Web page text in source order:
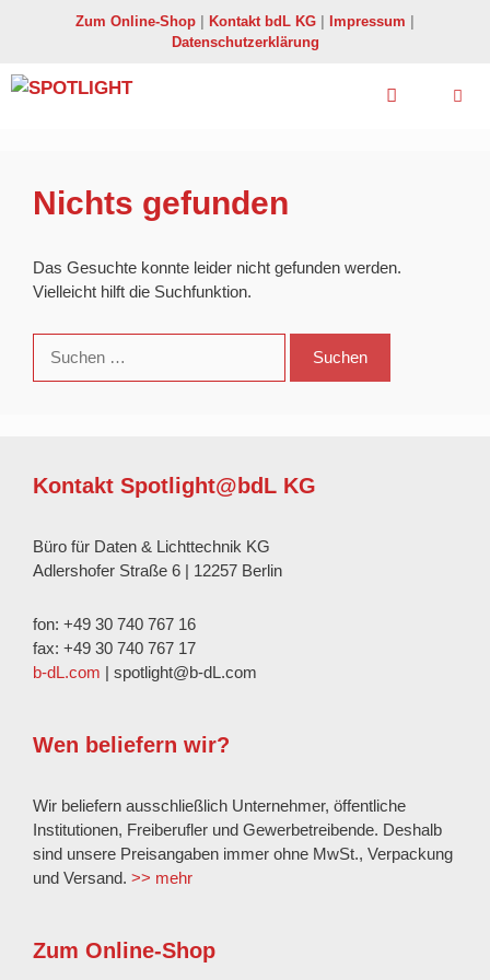
Zum Online-Shop Kontakt bdL KG Impressum
Datenschutzerklärung
Nichts gefunden
Das Gesuchte konnte leider nicht gefunden werden.
Vielleicht hilft die Suchfunktion.
nach:
Kontakt Spotlight@bdL KG
Büro für Daten & Lichttechnik KG
Adlershofer Straße 6 | 12257 Berlin
fon: +49 30 740 767 16
fax: +49 30 740 767 17
b-dL.com | spotlight@b-dL.com
Wen beliefern wir?
Wir beliefern ausschließlich Unternehmer, öffentliche
Institutionen, Freiberufler und Gewerbetreibende. Deshalb
sind unsere Preisangaben immer ohne MwSt., Verpackung
und Versand. >> mehr
Zum Online-Shop